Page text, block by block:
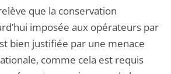
que la conservation
imposée aux opérateurs par
bien justifiée par une menace
comme cela est requis